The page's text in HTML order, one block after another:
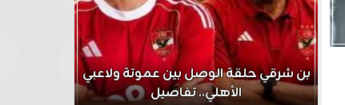
بن شرقي حلقة الوصل بين عموتة ولاعبي
الأهلي.. تفاصيل